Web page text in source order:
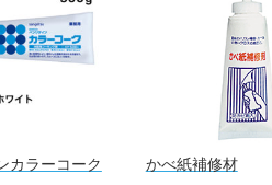
カラーコーク
かべ紙補修材